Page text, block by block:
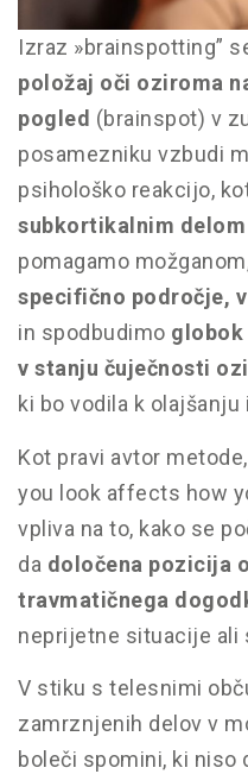
Izraz »brainspotting”
položaj oči oziroma
pogled (brainspot) v
posamezniku vzbudi
psihološko reakcijo,
subkortikalnim delom
pomagamo
specifično področje,
in spodbudimo globok
v stanju čuječnosti
ki bo vodila k
Kot pravi avtor
you look affects how
vpliva na to, kako se
da določena pozicija
travmatičnega
neprijetne situacije ali
V stiku s telesnimi
zamrznjenih delov v
boleči spomini, ki